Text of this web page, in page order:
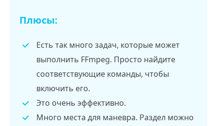
Плюсы:
Есть так много задач, которые может
выполнить FFmpeg. Просто найдите
соответствующие команды, чтобы
включить его.
Это очень эффективно.
Много места для маневра. Раздел можно